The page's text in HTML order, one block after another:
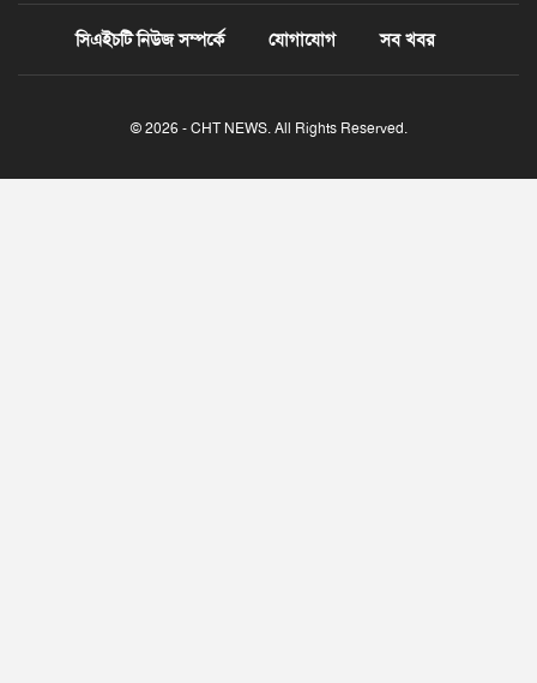
সিএইচটি নিউজ সম্পর্কে যোগাযোগ সব খবর
© 2026 - CHT NEWS. All Rights Reserved.